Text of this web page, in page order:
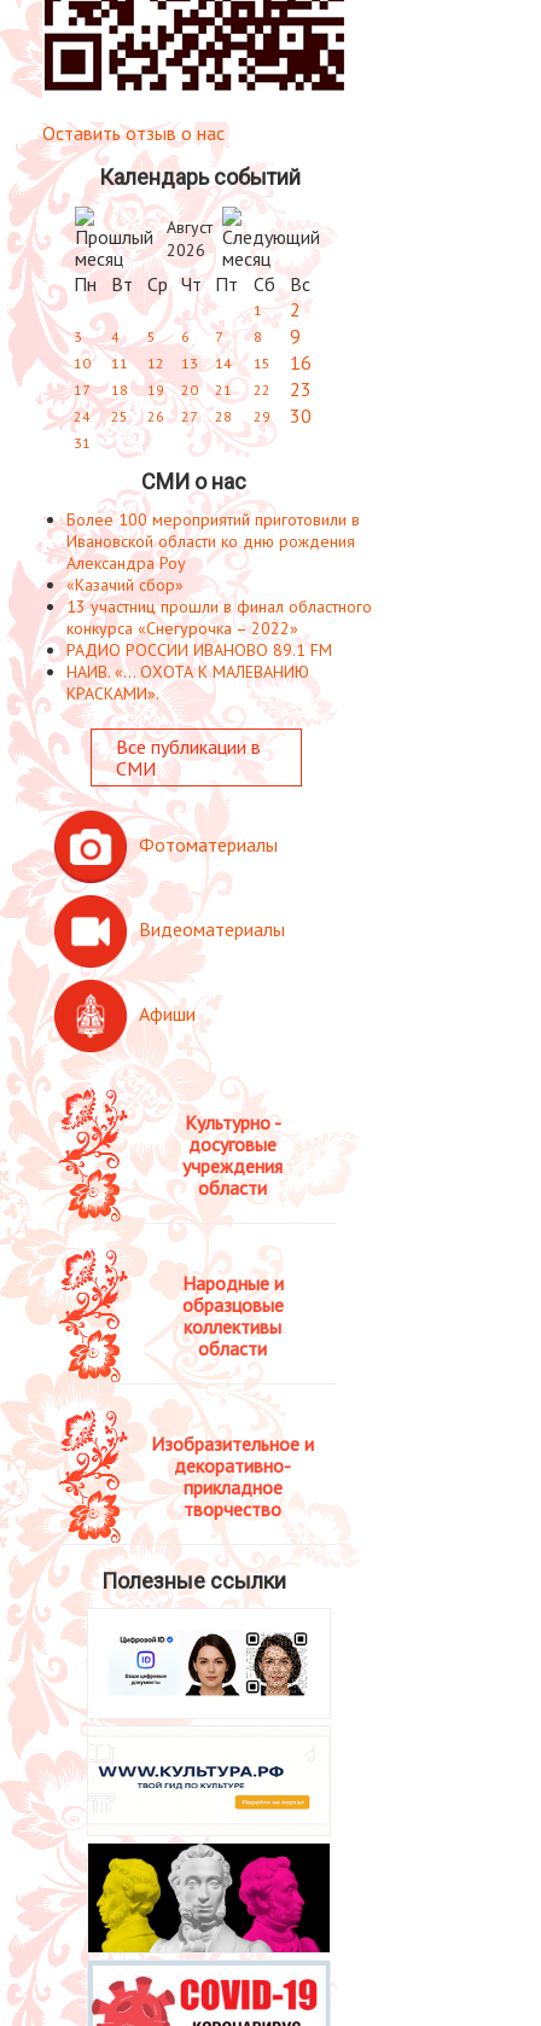
Культурно -
досуговые
учреждения
области
Народные и
образцовые
коллективы
области
Изобразительное и
декоративно-
прикладное
творчество
Полезные ссылки
Оставить отзыв о нас
Календарь событий
Август
2026
Пн Вт Ср Чт Пт Сб Вс
1 2
3 4 5 6 7 8 9
10 11 12 13 14 15 16
17 18 19 20 21 22 23
24 25 26 27 28 29 30
31
СМИ о нас
Более 100 мероприятий приготовили в
Ивановской области ко дню рождения
Александра Роу
«Казачий сбор»
13 участниц прошли в финал областного
конкурса «Снегурочка – 2022»
РАДИО РОССИИ ИВАНОВО 89.1 FM
НАИВ. «... ОХОТА К МАЛЕВАНИЮ
КРАСКАМИ».
Все публикации в
СМИ
Фотоматериалы
Видеоматериалы
Афиши